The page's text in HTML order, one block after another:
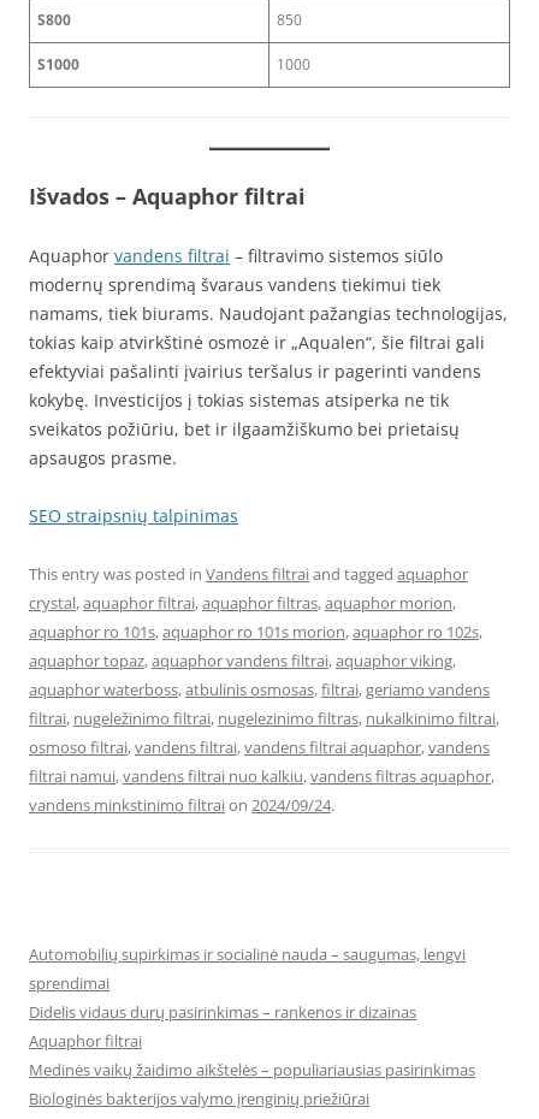
S800 850
S1000 1000
Išvados – Aquaphor filtrai
Aquaphor vandens filtrai – filtravimo sistemos siūlo
modernų sprendimą švaraus vandens tiekimui tiek
namams, tiek biurams. Naudojant pažangias technologijas,
tokias kaip atvirkštinė osmozė ir „Aqualen“, šie filtrai gali
efektyviai pašalinti įvairius teršalus ir pagerinti vandens
kokybę. Investicijos į tokias sistemas atsiperka ne tik
sveikatos požiūriu, bet ir ilgaamžiškumo bei prietaisų
apsaugos prasme.
SEO straipsnių talpinimas
This entry was posted in Vandens filtraiand tagged aquaphor
crystal,aquaphor filtrai,aquaphor filtras,aquaphor morion,
aquaphor ro 101s,aquaphor ro 101s morion,aquaphor ro 102s,
aquaphor topaz,aquaphor vandens filtrai,aquaphor viking,
aquaphor waterboss,atbulinis osmosas,filtrai,geriamo vandens
filtrai, nugeležinimo filtrai, nugelezinimo filtras, nukalkinimo filtrai,
osmoso filtrai,vandens filtrai,vandens filtrai aquaphor,vandens
filtrai namui,vandens filtrai nuo kalkiu,vandens filtras aquaphor,
vandens minkstinimo filtraion 2024/09/24.
Automobilių supirkimas ir socialinė nauda – saugumas, lengvi
sprendimai
Didelis vidaus durų pasirinkimas – rankenos ir dizainas
Aquaphor filtrai
Medinės vaikų žaidimo aikštelės – populiariausias pasirinkimas
Biologinės bakterijos valymo įrenginių priežiūrai